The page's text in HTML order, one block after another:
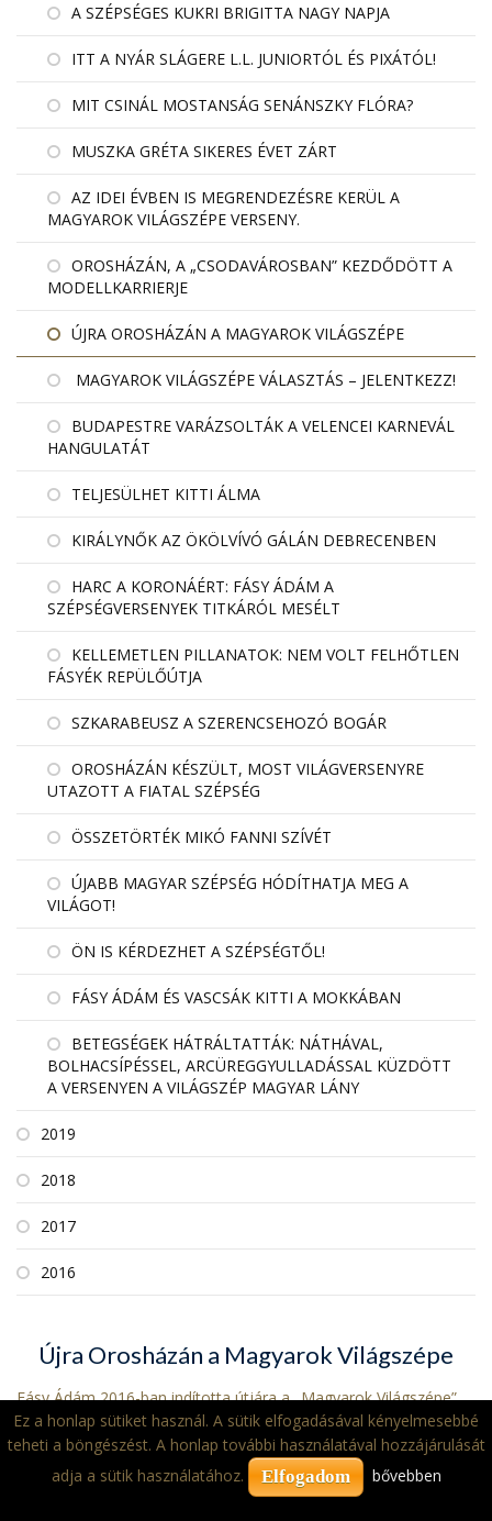
A SZÉPSÉGES KUKRI BRIGITTA NAGY NAPJA
ITT A NYÁR SLÁGERE L.L. JUNIORTÓL ÉS PIXÁTÓL!
MIT CSINÁL MOSTANSÁG SENÁNSZKY FLÓRA?
MUSZKA GRÉTA SIKERES ÉVET ZÁRT
AZ IDEI ÉVBEN IS MEGRENDEZÉSRE KERÜL A
MAGYAROK VILÁGSZÉPE VERSENY.
OROSHÁZÁN, A „CSODAVÁROSBAN” KEZDŐDÖTT A
MODELLKARRIERJE
ÚJRA OROSHÁZÁN A MAGYAROK VILÁGSZÉPE
MAGYAROK VILÁGSZÉPE VÁLASZTÁS – JELENTKEZZ!
BUDAPESTRE VARÁZSOLTÁK A VELENCEI KARNEVÁL
HANGULATÁT
TELJESÜLHET KITTI ÁLMA
KIRÁLYNŐK AZ ÖKÖLVÍVÓ GÁLÁN DEBRECENBEN
HARC A KORONÁÉRT: FÁSY ÁDÁM A
SZÉPSÉGVERSENYEK TITKÁRÓL MESÉLT
KELLEMETLEN PILLANATOK: NEM VOLT FELHŐTLEN
FÁSYÉK REPÜLŐÚTJA
SZKARABEUSZ A SZERENCSEHOZÓ BOGÁR
OROSHÁZÁN KÉSZÜLT, MOST VILÁGVERSENYRE
UTAZOTT A FIATAL SZÉPSÉG
ÖSSZETÖRTÉK MIKÓ FANNI SZÍVÉT
ÚJABB MAGYAR SZÉPSÉG HÓDÍTHATJA MEG A
VILÁGOT!
ÖN IS KÉRDEZHET A SZÉPSÉGTŐL!
FÁSY ÁDÁM ÉS VASCSÁK KITTI A MOKKÁBAN
BETEGSÉGEK HÁTRÁLTATTÁK: NÁTHÁVAL,
BOLHACSÍPÉSSEL, ARCÜREGGYULLADÁSSAL KÜZDÖTT
A VERSENYEN A VILÁGSZÉP MAGYAR LÁNY
2019
2018
2017
2016
Újra Orosházán a Magyarok Világszépe
Fásy Ádám 2016-ban indította útjára a „Magyarok Világszépe”
elnevezésű versenyét, mely idén az 5. jubileumát ünnepli.
Ez a honlap sütiket használ. A sütik elfogadásával kényelmesebbé
teheti a böngészést. A honlap további használatával hozzájárulását
adja a sütik használatához.
Elfogadom bővebben